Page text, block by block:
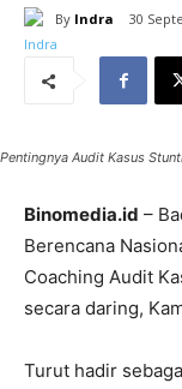
By Indra 30
Pentingnya Audit Kasus
Binomedia.id –
Berencana
Coaching Audit
secara daring,
Turut hadir